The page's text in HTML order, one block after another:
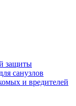
защиты
санузлов
и вредителей